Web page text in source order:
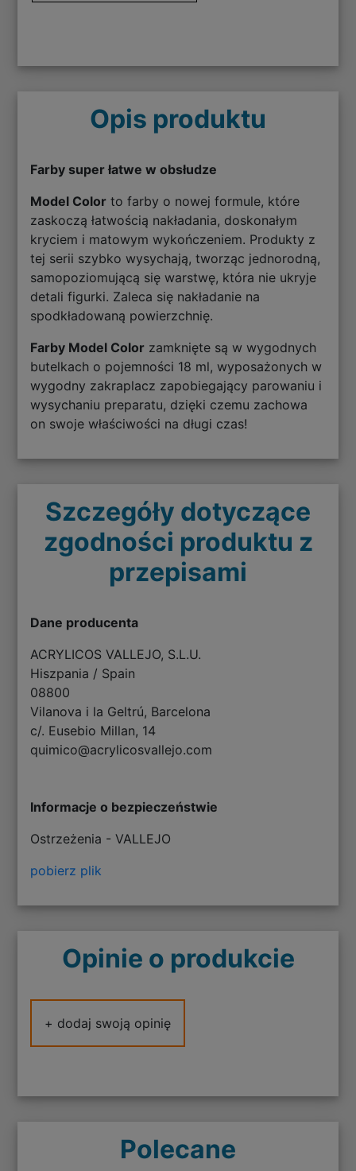
Opis produktu
Farby super łatwe w obsłudze
Model Color to farby o nowej formule, które
zaskoczą łatwością nakładania, doskonałym
kryciem i matowym wykończeniem. Produkty z
tej serii szybko wysychają, tworząc jednorodną,
samopoziomującą się warstwę, która nie ukryje
detali figurki. Zaleca się nakładanie na
spodkładowaną powierzchnię.
Farby Model Color zamknięte są w wygodnych
butelkach o pojemności 18 ml, wyposażonych w
wygodny zakraplacz zapobiegający parowaniu i
wysychaniu preparatu, dzięki czemu zachowa
on swoje właściwości na długi czas!
Szczegóły dotyczące
zgodności produktu z
przepisami
Dane producenta
ACRYLICOS VALLEJO, S.L.U.
Hiszpania / Spain
08800
Vilanova i la Geltrú, Barcelona
c/. Eusebio Millan, 14
quimico@acrylicosvallejo.com
Informacje o bezpieczeństwie
Ostrzeżenia - VALLEJO
pobierz plik
Opinie o produkcie
+ dodaj swoją opinię
Polecane